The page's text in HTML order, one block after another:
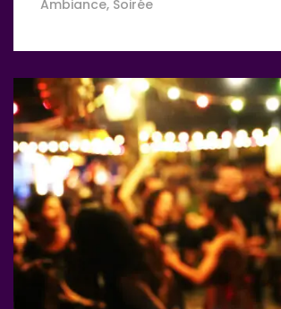
Ambiance, Soirée